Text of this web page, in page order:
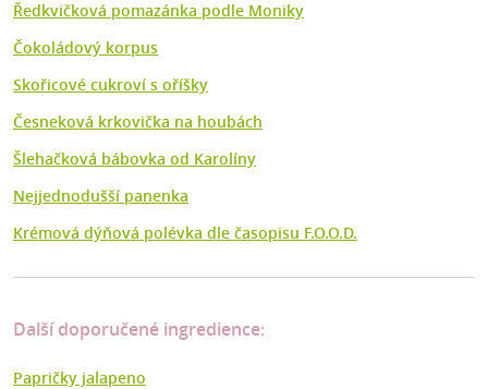
Ředkvičková pomazánka podle Moniky
Čokoládový korpus
Skořicové cukroví s oříšky
Česneková krkovička na houbách
Šlehačková bábovka od Karolíny
Nejjednodušší panenka
Krémová dýňová polévka dle časopisu F.O.O.D.
Další doporučené ingredience:
Papričky jalapeno